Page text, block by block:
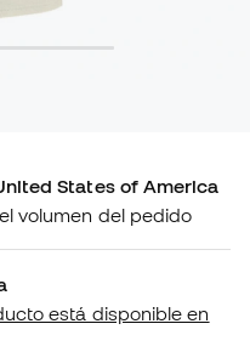
States of America
volumen del pedido
está disponible en